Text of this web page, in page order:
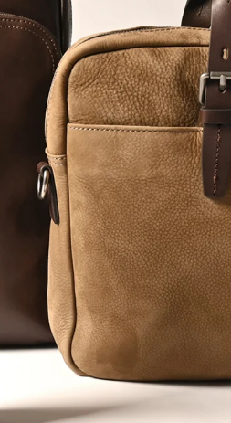
die mondäne Carisma-Kollektion am
schicken Vintage-Charakter und
und Kreditkartenetuis.
Kollektion werden aus
vollständig im Fass durchgefärbt
des Leders präsentiert sich